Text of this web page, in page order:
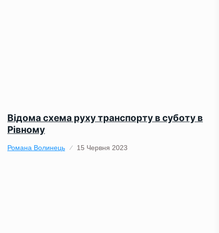
Відома схема руху транспорту в суботу в
Рівному
Романа Волинець 15 Червня 2023